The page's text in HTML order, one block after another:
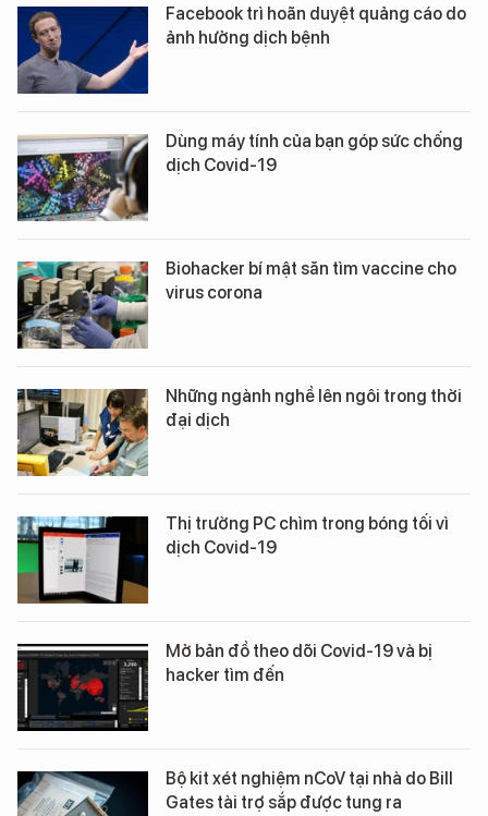
Facebook trì hoãn duyệt quảng cáo do
ảnh hưởng dịch bệnh
Dùng máy tính của bạn góp sức chống
dịch Covid-19
Biohacker bí mật săn tìm vaccine cho
virus corona
Những ngành nghề lên ngôi trong thời
đại dịch
Thị trường PC chìm trong bóng tối vì
dịch Covid-19
Mở bản đồ theo dõi Covid-19 và bị
hacker tìm đến
Bộ kit xét nghiệm nCoV tại nhà do Bill
Gates tài trợ sắp được tung ra